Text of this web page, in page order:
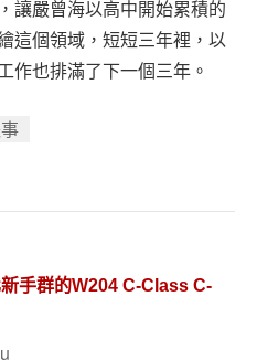
讓嚴曾海以高中開始累積的
這個領域，短短三年裡，以
作也排滿了下一個三年。
手群的W204 C-Class C-